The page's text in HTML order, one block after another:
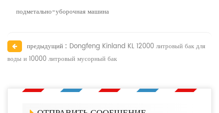
подметально-уборочная машина
предыдущий : Dongfeng Kinland KL 12000 литровый бак для
воды и 10000 литровый мусорный бак